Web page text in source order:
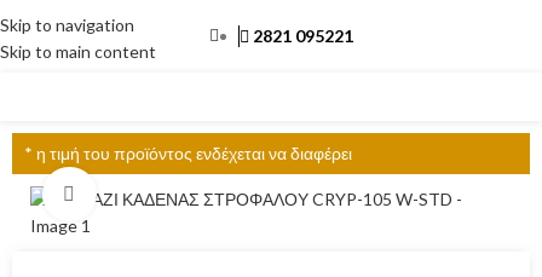
Skip to navigation
Skip to main content
2821 095221
* η τιμή του προϊόντος ενδέχεται να διαφέρει
Click to enlarge